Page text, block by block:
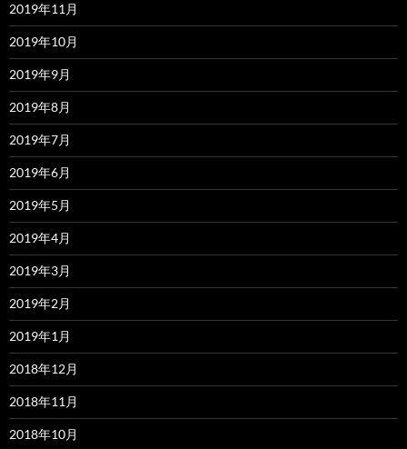
2019年11月
2019年10月
2019年9月
2019年8月
2019年7月
2019年6月
2019年5月
2019年4月
2019年3月
2019年2月
2019年1月
2018年12月
2018年11月
2018年10月